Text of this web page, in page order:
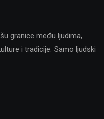
granice među ljudima,
i tradicije. Samo ljudski